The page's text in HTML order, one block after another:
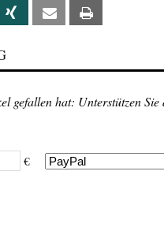
Xing Email
gefallen hat: Unterstützen Sie
€